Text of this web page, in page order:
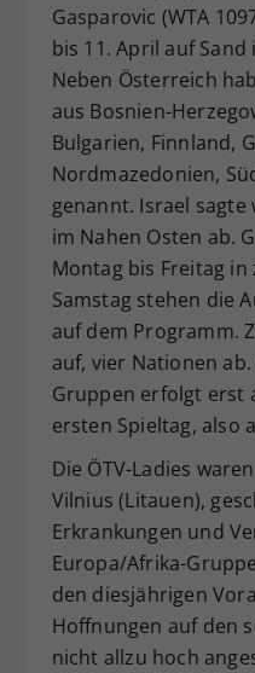
Gasparovic (WTA
bis 11. April auf Sand
Neben Österreich
aus Bosnien-
Bulgarien, Finnland,
Nordmazedonien,
genannt. Israel
im Nahen Osten ab.
Montag bis Freitag
Samstag stehen die
auf dem Programm.
auf, vier Nationen
Gruppen erfolgt erst
ersten Spieltag, also
Die ÖTV-Ladies
Vilnius (Litauen),
Erkrankungen und
Europa/Afrika-
den diesjährigen
Hoffnungen auf den
nicht allzu hoch